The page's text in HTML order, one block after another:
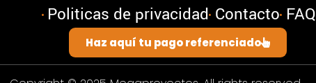
Politicas de privacidad Contacto FAQ
Haz aquí tu pago referenciado